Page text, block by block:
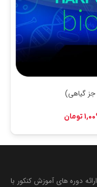
گیاهی)
1,080,000 تومان
تومان
1,009,800 تومان.
دوره های آموزش کنکور با